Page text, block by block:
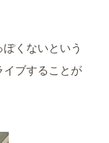
くないという
ブすることが